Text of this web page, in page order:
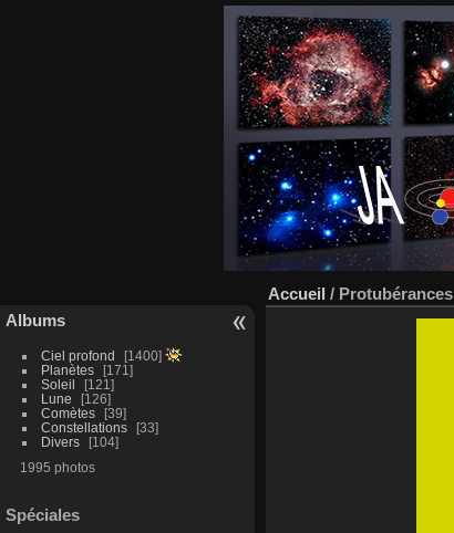
Albums
Ciel profond
1400
Planètes
171
Soleil
121
Lune
126
Comètes
39
Constellations
33
Divers
104
1995 photos
Spéciales
Accueil / Protubérances